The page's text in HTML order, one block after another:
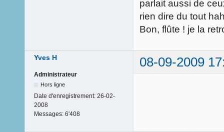
parlait aussi de
rien dire du tout
Bon, flûte ! je la
Yves H 08-09-2009
Administrateur
Hors ligne
Date d'enregistrement: 26-02-
2008
Messages: 6'408